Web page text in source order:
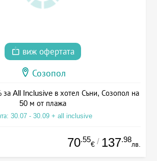
виж офертата
Созопол
All Inclusive в хотел Съни, Созопол на
50 м от плажа
30.07 - 30.09 + all inclusive
70.55
€ / 137.98
лв.